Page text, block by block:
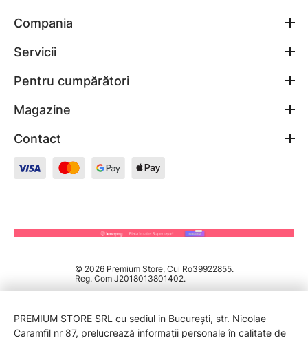
Compania
Servicii
Pentru cumpărători
Magazine
Contact
© 2026 Premium Store, Cui Ro39922855.
Reg. Com J2018013801402.
PREMIUM STORE SRL cu sediul in București, str. Nicolae
Caramfil nr 87, prelucrează informații personale în calitate de